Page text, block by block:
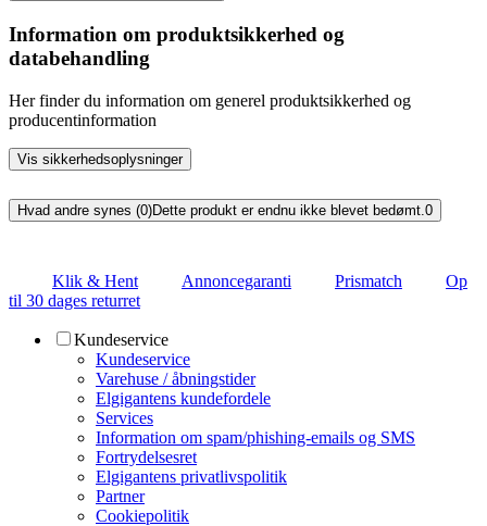
Information om produktsikkerhed og
databehandling
Her finder du information om generel produktsikkerhed og
producentinformation
Vis sikkerhedsoplysninger
Hvad andre synes (0)Dette produkt er endnu ikke blevet bedømt. 0
Klik & Hent Annoncegaranti Prismatch
Op
til 30 dages returret
Kundeservice
Kundeservice
Varehuse / åbningstider
Elgigantens kundefordele
Services
Information om spam/phishing-emails og SMS
Fortrydelsesret
Elgigantens privatlivspolitik
Partner
Cookiepolitik